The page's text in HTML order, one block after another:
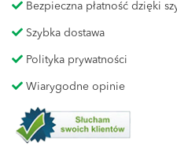
Bezpieczna płatność dzięki
Szybka dostawa
Polityka prywatności
Wiarygodne opinie